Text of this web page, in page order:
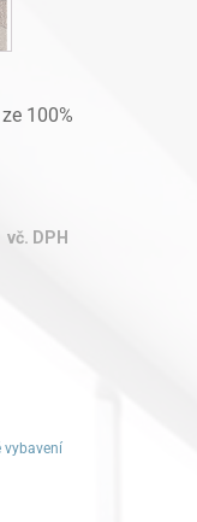
100%
vč. DPH
vybavení